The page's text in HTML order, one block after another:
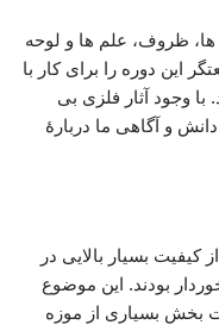
ها، ظروف، علم ها و لوحه
این دوره را برای کار با
وجود آثار فلزی بی
و آگاهی ما دربارۀ
کیفیت بسیار بالایی در
بودند. این موضوع
بخش بسیاری از موزه